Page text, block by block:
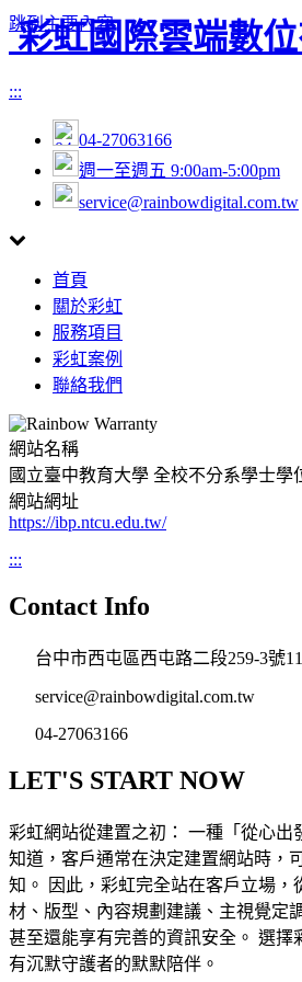
跳到主要內容
彩虹國際雲端數
:::
04-27063166
週一至週五 9:00am-5:00pm
service@rainbowdigital.com.tw
Toggle
navigation
首頁
關於彩虹
服務項目
彩虹案例
聯絡我們
網站名稱
國立臺中教育大學 全校不分系學士學
網站網址
https://ibp.ntcu.edu.tw/
:::
Contact Info
台中市西屯區西屯路二段259-3號
service@rainbowdigital.com.tw
04-27063166
LET'S START NOW
彩虹網站從建置之初： 一種「從心出
知道，客戶通常在決定建置網站時，
知。 因此，彩虹完全站在客戶立場，
材、版型、內容規劃建議、主視覺定
甚至還能享有完善的資訊安全。 選擇
有沉默守護者的默默陪伴。